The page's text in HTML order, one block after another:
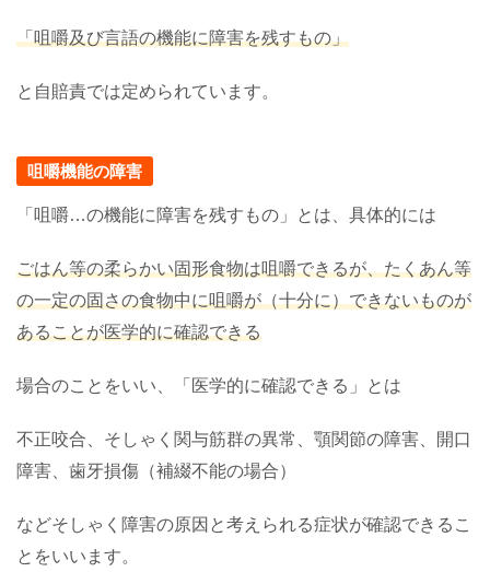
「咀嚼及び言語の機能に障害を残すもの」
と自賠責では定められています。
咀嚼機能の障害
「咀嚼…の機能に障害を残すもの」とは、具体的には
ごはん等の柔らかい固形食物は咀嚼できるが、たくあん等
の一定の固さの食物中に咀嚼が（十分に）できないものが
あることが医学的に確認できる
場合のことをいい、「医学的に確認できる」とは
不正咬合、そしゃく関与筋群の異常、顎関節の障害、開口
障害、歯牙損傷（補綴不能の場合）
などそしゃく障害の原因と考えられる症状が確認できるこ
とをいいます。